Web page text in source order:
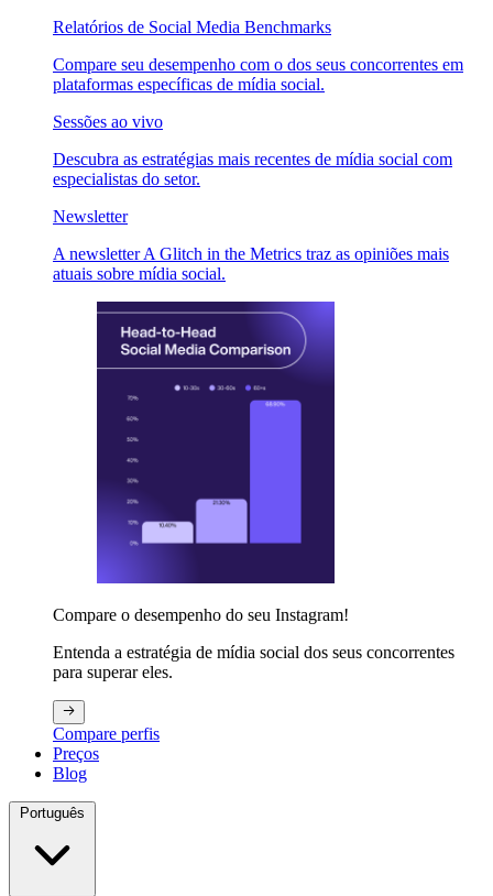
Relatórios de Social Media Benchmarks
Compare seu desempenho com o dos seus concorrentes em
plataformas específicas de mídia social.
Sessões ao vivo
Descubra as estratégias mais recentes de mídia social com
especialistas do setor.
Newsletter
A newsletter A Glitch in the Metrics traz as opiniões mais
atuais sobre mídia social.
Compare o desempenho do seu Instagram!
Entenda a estratégia de mídia social dos seus concorrentes
para superar eles.
Compare perfis
Preços
Blog